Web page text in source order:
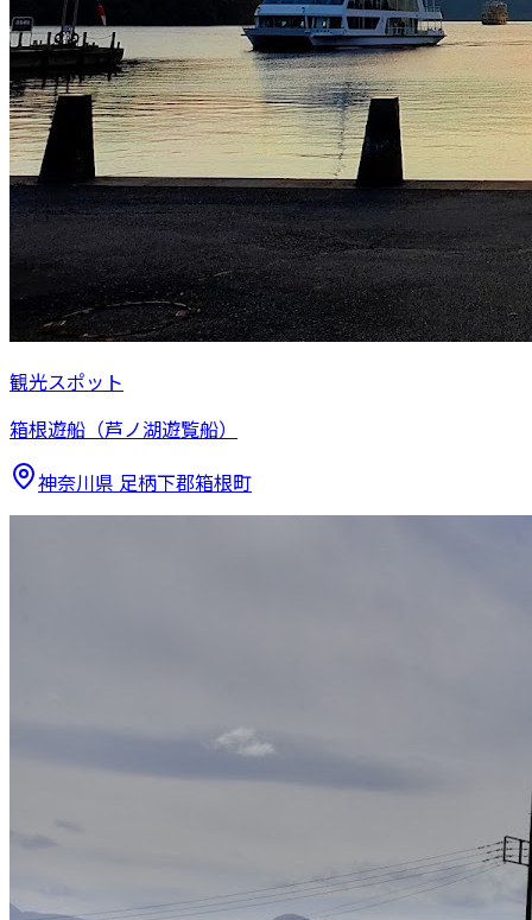
観光スポット
箱根遊船（芦ノ湖遊覧船）
神奈川県 足柄下郡箱根町